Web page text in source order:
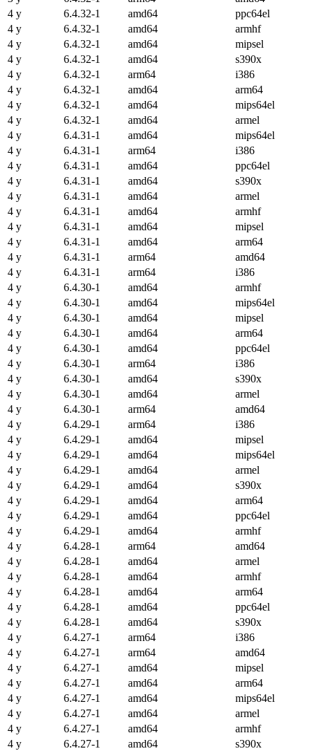
4 y
6.4.32-1 amd64
ppc64el
4 y
6.4.32-1 amd64
armhf
4 y
6.4.32-1 amd64
mipsel
4 y
6.4.32-1 amd64
s390x
4 y
6.4.32-1 arm64
i386
4 y
6.4.32-1 amd64
arm64
4 y
6.4.32-1 amd64
mips64el
4 y
6.4.32-1 amd64
armel
4 y
6.4.31-1 amd64
mips64el
4 y
6.4.31-1 arm64
i386
4 y
6.4.31-1 amd64
ppc64el
4 y
6.4.31-1 amd64
s390x
4 y
6.4.31-1 amd64
armel
4 y
6.4.31-1 amd64
armhf
4 y
6.4.31-1 amd64
mipsel
4 y
6.4.31-1 amd64
arm64
4 y
6.4.31-1 arm64
amd64
4 y
6.4.31-1 arm64
i386
4 y
6.4.30-1 amd64
armhf
4 y
6.4.30-1 amd64
mips64el
4 y
6.4.30-1 amd64
mipsel
4 y
6.4.30-1 amd64
arm64
4 y
6.4.30-1 amd64
ppc64el
4 y
6.4.30-1 arm64
i386
4 y
6.4.30-1 amd64
s390x
4 y
6.4.30-1 amd64
armel
4 y
6.4.30-1 arm64
amd64
4 y
6.4.29-1 arm64
i386
4 y
6.4.29-1 amd64
mipsel
4 y
6.4.29-1 amd64
mips64el
4 y
6.4.29-1 amd64
armel
4 y
6.4.29-1 amd64
s390x
4 y
6.4.29-1 amd64
arm64
4 y
6.4.29-1 amd64
ppc64el
4 y
6.4.29-1 amd64
armhf
4 y
6.4.28-1 arm64
amd64
4 y
6.4.28-1 amd64
armel
4 y
6.4.28-1 amd64
armhf
4 y
6.4.28-1 amd64
arm64
4 y
6.4.28-1 amd64
ppc64el
4 y
6.4.28-1 amd64
s390x
4 y
6.4.27-1 arm64
i386
4 y
6.4.27-1 arm64
amd64
4 y
6.4.27-1 amd64
mipsel
4 y
6.4.27-1 amd64
arm64
4 y
6.4.27-1 amd64
mips64el
4 y
6.4.27-1 amd64
armel
4 y
6.4.27-1 amd64
armhf
4 y
6.4.27-1 amd64
s390x